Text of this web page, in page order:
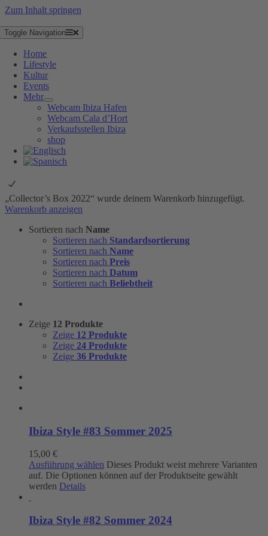
Zum Inhalt springen
Toggle Navigation
Home
Lifestyle
Kultur
Events
Mehr
Webcam Ibiza Hafen
Webcam Cala d’Hort
Verkaufsstellen Ibiza
shop
„Collector’s Box 2022“ wurde deinem Warenkorb hinzugefügt.
Warenkorb anzeigen
Sortieren nach Name
Sortieren nach Standardsortierung
Sortieren nach Name
Sortieren nach Preis
Sortieren nach Datum
Sortieren nach Beliebtheit
Zeige 12 Produkte
Zeige 12 Produkte
Zeige 24 Produkte
Zeige 36 Produkte
Ibiza Style #83 Sommer 2025
15,00 €
Ausführung wählen Dieses Produkt weist mehrere Varianten
auf. Die Optionen können auf der Produktseite gewählt
werden Details
Ibiza Style #82 Sommer 2024